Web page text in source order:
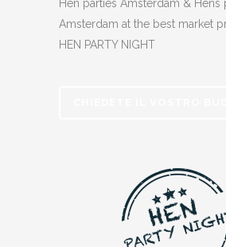
Hen parties Amsterdam & Hens
Amsterdam at the best market
HEN PARTY NIGHT